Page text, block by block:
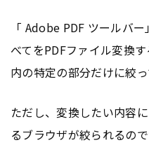
「 Adobe PDF ツールバ
べてをPDFファイル変換
内の特定の部分だけに絞
ただし、変換したい内容
るブラウザが絞られるの